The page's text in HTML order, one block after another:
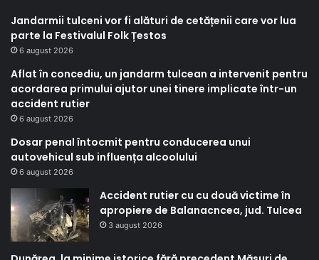
Jandarmii tulceni vor fi alături de cetățenii care vor lua
parte la Festivalul Folk Țestos
6 august 2026
Aflat în concediu, un jandarm tulcean a intervenit pentru
acordarea primului ajutor unei tinere implicate într-un
accident rutier
6 august 2026
Dosar penal întocmit pentru conducerea unui
autovehicul sub influența alcoolului
6 august 2026
Accident rutier cu cu două victime în
apropiere de Balanacncea, jud. Tulcea
3 august 2026